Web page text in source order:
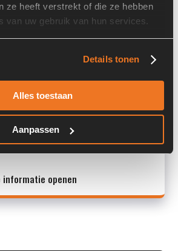
ze heeft verstrekt of die ze hebben
van uw gebruik van hun services.
Details tonen
Alles toestaan
Aanpassen
informatie openen